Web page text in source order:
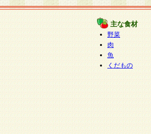
主な食材
野菜
肉
魚
くだもの